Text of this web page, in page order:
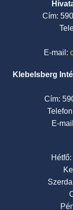
Cím:
E-mail:
Klebelsberg
Cím:
E-